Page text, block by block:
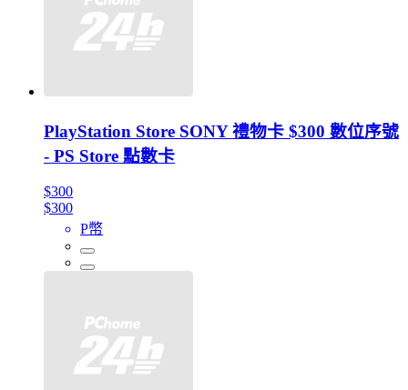
PlayStation Store SONY 禮物卡 $300 數位序號
- PS Store 點數卡
$300
$300
P幣